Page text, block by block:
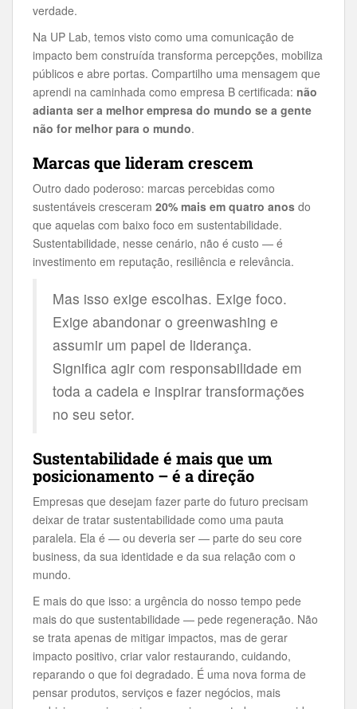
verdade.
Na UP Lab, temos visto como uma comunicação de
impacto bem construída transforma percepções, mobiliza
públicos e abre portas. Compartilho uma mensagem que
aprendi na caminhada como empresa B certificada: não
adianta ser a melhor empresa do mundo se a gente
não for melhor para o mundo.
Marcas que lideram crescem
Outro dado poderoso: marcas percebidas como
sustentáveis cresceram 20% mais em quatro anos do
que aquelas com baixo foco em sustentabilidade.
Sustentabilidade, nesse cenário, não é custo — é
investimento em reputação, resiliência e relevância.
Mas isso exige escolhas. Exige foco.
Exige abandonar o greenwashing e
assumir um papel de liderança.
Significa agir com responsabilidade em
toda a cadeia e inspirar transformações
no seu setor.
Sustentabilidade é mais que um
posicionamento – é a direção
Empresas que desejam fazer parte do futuro precisam
deixar de tratar sustentabilidade como uma pauta
paralela. Ela é — ou deveria ser — parte do seu core
business, da sua identidade e da sua relação com o
mundo.
E mais do que isso: a urgência do nosso tempo pede
mais do que sustentabilidade — pede regeneração. Não
se trata apenas de mitigar impactos, mas de gerar
impacto positivo, criar valor restaurando, cuidando,
reparando o que foi degradado. É uma nova forma de
pensar produtos, serviços e fazer negócios, mais